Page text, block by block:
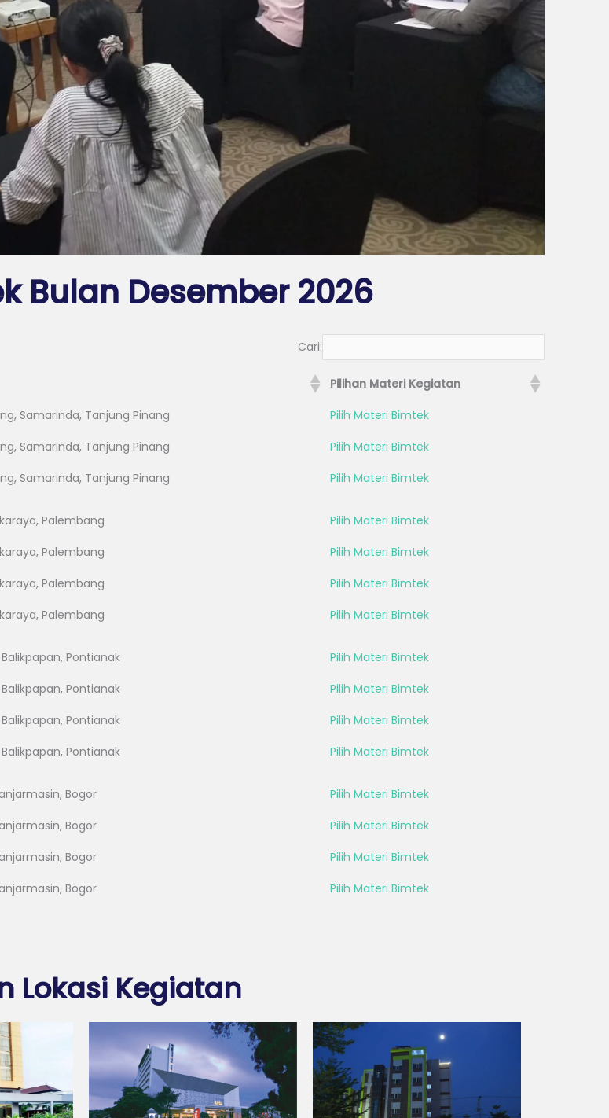
Bulan Desember 2026
Cari:
Pilihan Materi Kegiatan
Samarinda, Tanjung Pinang
Pilih Materi Bimtek
Samarinda, Tanjung Pinang
Pilih Materi Bimtek
Samarinda, Tanjung Pinang Pilih Materi Bimtek
Palembang
Pilih Materi Bimtek
Palembang
Pilih Materi Bimtek
Palembang
Pilih Materi Bimtek
Palembang Pilih Materi Bimtek
Pontianak
Pilih Materi Bimtek
Pontianak
Pilih Materi Bimtek
Pontianak
Pilih Materi Bimtek
Pontianak Pilih Materi Bimtek
Bogor
Pilih Materi Bimtek
Bogor
Pilih Materi Bimtek
Bogor
Pilih Materi Bimtek
Bogor Pilih Materi Bimtek
Lokasi Kegiatan